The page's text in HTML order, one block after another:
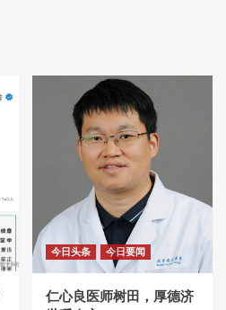
今日头条 今日要闻
仁心良医师树田，厚德济